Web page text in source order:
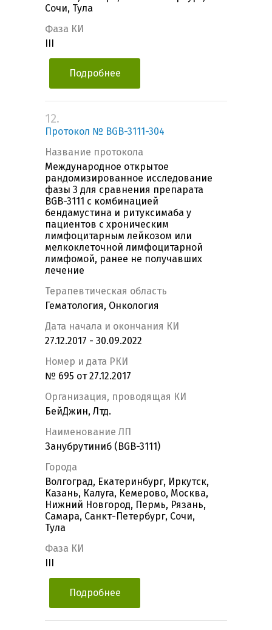
Сочи, Тула
Фаза КИ
Подробнее
12.
Протокол № BGB-3111-304
Название протокола
Международное открытое
рандомизированное исследование
фазы 3 для сравнения препарата
BGB-3111 с комбинацией
бендамустина и ритуксимаба у
пациентов с хроническим
лимфоцитарным лейкозом или
мелкоклеточной лимфоцитарной
лимфомой, ранее не получавших
лечение
Терапевтическая область
Гематология, Онкология
Дата начала и окончания КИ
27.12.2017 - 30.09.2022
Номер и дата РКИ
№ 695 от 27.12.2017
Организация, проводящая КИ
БейДжин, Лтд.
Наименование ЛП
Занубрутиниб (BGB-3111)
Города
Волгоград, Екатеринбург, Иркутск,
Казань, Калуга, Кемерово, Москва,
Нижний Новгород, Пермь, Рязань,
Самара, Санкт-Петербург, Сочи,
Тула
Фаза КИ
Подробнее